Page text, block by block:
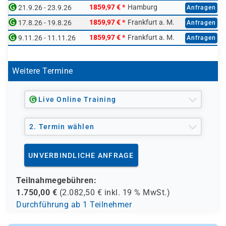
mit erworben werden. Enthalten sind ein Voucher,
Axelos Fachbuch, Handout zum Seminar und Online
Proctoring. Die Gebühren für die Prüfung und eine
optionale Prüfungsversicherung sind nicht im hier
21.9.26 - 23.9.26 1859,97 €* Hamburg Anfragen
17.8.26 - 19.8.26 1859,97 €* Frankfurt a. M. Anfragen
9.11.26 - 11.11.26 1859,97 €* Frankfurt a. M. Anfragen
Weitere Termine
Live Online Training
2. Termin wählen
UNVERBINDLICHE ANFRAGE
Teilnahmegebühren:
1.750,00 € (2.082,50 € inkl. 19 % MwSt.)
Durchführung ab 1 Teilnehmer